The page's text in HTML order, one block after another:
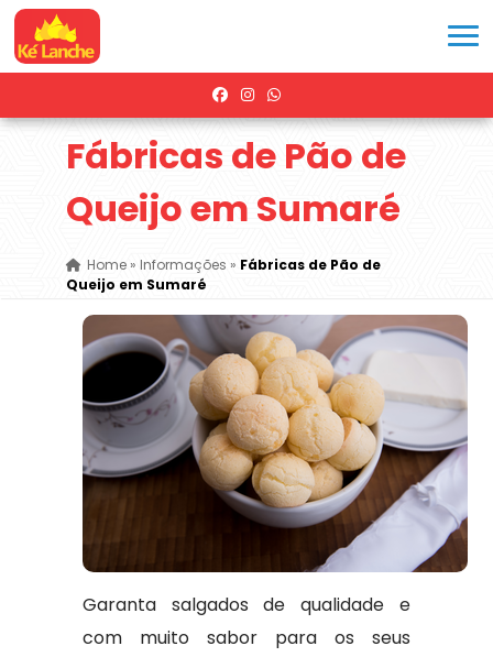
Fábricas de Pão de
Queijo em Sumaré
Home» Informações » Fábricas de Pão de
Queijo em Sumaré
Garanta salgados de qualidade e
com muito sabor para os seus